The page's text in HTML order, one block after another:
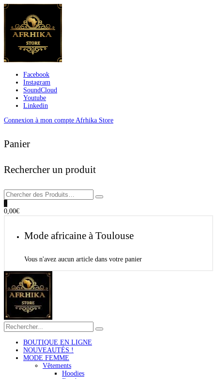
Facebook
Instagram
SoundCloud
Youtube
Linkedin
Connexion à mon compte Afrhika Store
Panier
Rechercher un produit
0,00€
Mode africaine à Toulouse
Vous n'avez aucun article dans votre panier
BOUTIQUE EN LIGNE
NOUVEAUTÉS !
MODE FEMME
Vêtements
Hoodies